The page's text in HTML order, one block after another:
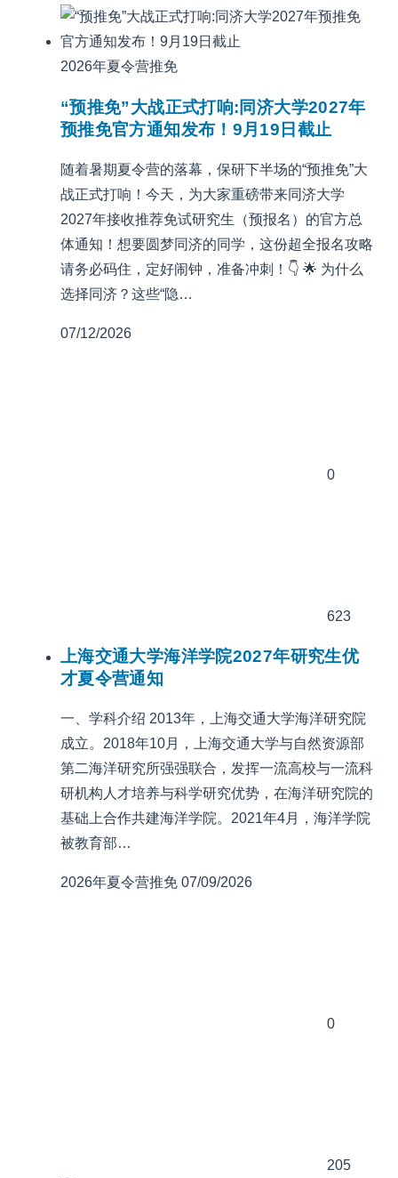
2026年夏令营推免
“预推免”大战正式打响:同济大学2027年
预推免官方通知发布！9月19日截止
随着暑期夏令营的落幕，保研下半场的“预推免”大
战正式打响！今天，为大家重磅带来同济大学
2027年接收推荐免试研究生（预报名）的官方总
体通知！想要圆梦同济的同学，这份超全报名攻略
请务必码住，定好闹钟，准备冲刺！👇 🌟 为什么
选择同济？这些“隐…
07/12/2026
0
623
上海交通大学海洋学院2027年研究生优
才夏令营通知
一、学科介绍 2013年，上海交通大学海洋研究院
成立。2018年10月，上海交通大学与自然资源部
第二海洋研究所强强联合，发挥一流高校与一流科
研机构人才培养与科学研究优势，在海洋研究院的
基础上合作共建海洋学院。2021年4月，海洋学院
被教育部…
2026年夏令营推免 07/09/2026
0
205